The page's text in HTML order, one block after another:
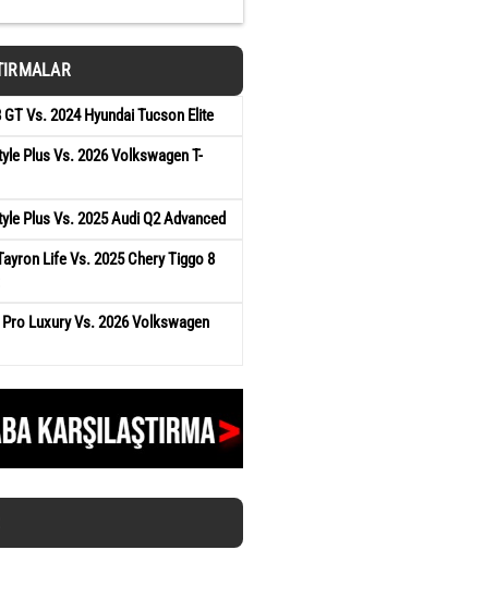
Vs. 2024 Hyundai Tucson Elite
Plus Vs. 2026 Volkswagen T-
Plus Vs. 2025 Audi Q2 Advanced
Life Vs. 2025 Chery Tiggo 8
Luxury Vs. 2026 Volkswagen